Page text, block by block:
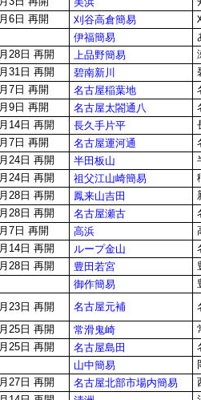
6日 再開 刈谷高倉簡易
伊福簡易
28日 再開 上品野簡易
31日 再開 碧南新川
7日 再開 名古屋稲葉地
9日 再開 名古屋太閤通八
14日 再開 長久手片平
7日 再開 名古屋運河通
24日 再開 半田板山
24日 再開 祖父江山崎簡易
28日 再開 鳳来山吉田
28日 再開 名古屋瀬古
7日 再開 高浜
14日 再開 ループ金山
28日 再開 豊田若宮
御作簡易
23日 再開 名古屋元補
25日 再開 常滑鬼崎
25日 再開 名古屋島田
山中簡易
27日 再開 名古屋北部市場内簡易